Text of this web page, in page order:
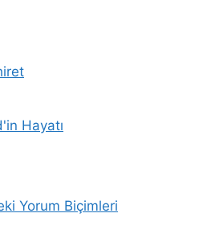
Hayatı
Yorum Biçimleri